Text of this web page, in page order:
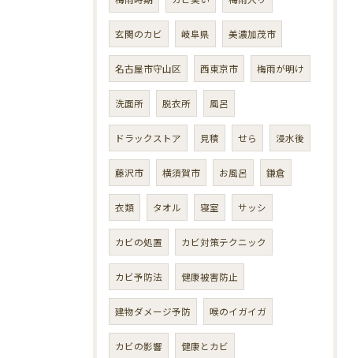
玄関のカビ 岐阜県 美濃加茂市
名古屋市守山区 西東京市 梅雨が明け
洗面所 脱衣所 風呂
ドラックストア 見積 せら 浸水後
藤沢市 横須賀市 お風呂 鎌倉
衣類 タオル 寝室 サッシ
カビの処置 カビ対策テクニック
カビ予防法 健康被害防止
建物ダメージ予防 喉のイガイガ
カビの影響 健康とカビ